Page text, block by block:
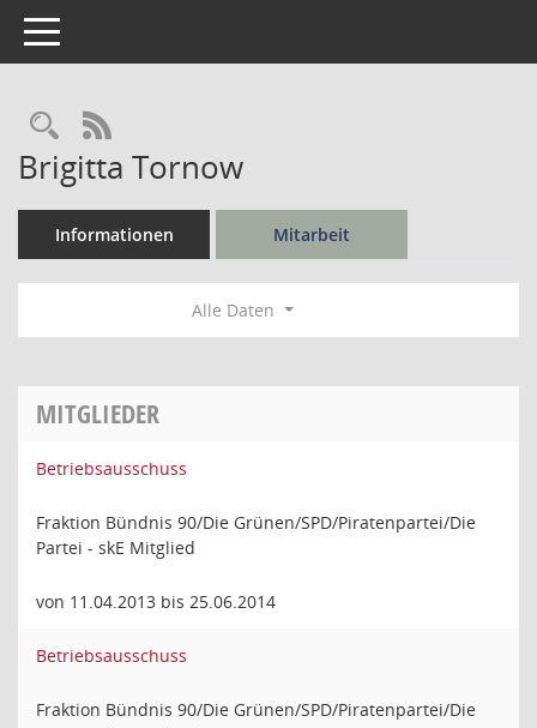
Toggle navigation
Rechercheauswahl
RSS-Feed
Brigitta Tornow
Informationen Mitarbeit
Alle Daten
MITGLIEDER
Betriebsausschuss
Fraktion Bündnis 90/Die Grünen/SPD/Piratenpartei/Die
Partei - skE Mitglied
von 11.04.2013 bis 25.06.2014
Betriebsausschuss
Fraktion Bündnis 90/Die Grünen/SPD/Piratenpartei/Die